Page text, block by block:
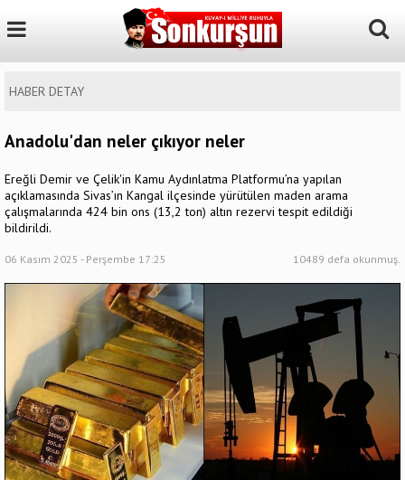
HABER DETAY
Anadolu'dan neler çıkıyor neler
Ereğli Demir ve Çelik'in Kamu Aydınlatma Platformu’na yapılan
açıklamasında Sivas’ın Kangal ilçesinde yürütülen maden arama
çalışmalarında 424 bin ons (13,2 ton) altın rezervi tespit edildiği
bildirildi.
06 Kasım 2025 - Perşembe 17:25 10489 defa okunmuş.